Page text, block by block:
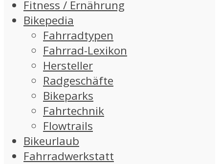
Fitness / Ernährung
Bikepedia
Fahrradtypen
Fahrrad-Lexikon
Hersteller
Radgeschäfte
Bikeparks
Fahrtechnik
Flowtrails
Bikeurlaub
Fahrradwerkstatt